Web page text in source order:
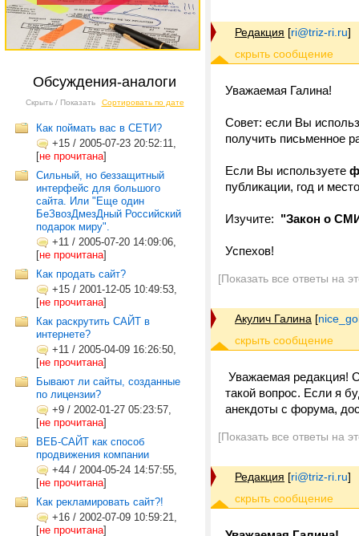
Обсуждения-аналоги
Скрыть / Показать Сортировать по дате
Как поймать вас в СЕТИ?
+15 / 2005-07-23 20:52:11,
[не прочитана]
Сильный, но беззащитный
интерфейс для большого
сайта. Или "Еще один
БеЗвозДмезДный Российский
подарок миру".
+11 / 2005-07-20 14:09:06,
[не прочитана]
Как продать сайт?
+15 / 2001-12-05 10:49:53,
[не прочитана]
Как раскрутить САЙТ в
интернете?
+11 / 2005-04-09 16:26:50,
[не прочитана]
Бывают ли сайты, созданные
по лицензии?
+9 / 2002-01-27 05:23:57,
[не прочитана]
ВЕБ-САЙТ как способ
продвижения компании
+44 / 2004-05-24 14:57:55,
[не прочитана]
Как рекламировать сайт?!
+16 / 2002-07-09 10:59:21,
[не прочитана]
Редакция [ri@triz-ri.ru]
Уважаемая Галина!
Совет: если Вы
получить письменное
Если Вы используете
публикации, год и
Изучите: "Закон о
Успехов!
[Показать все ответы на
Акулич Галина [
Уважаемая редакция!
такой вопрос. Если я
анекдоты с форума,
[Показать все ответы на
Редакция [ri@triz-ri.ru]